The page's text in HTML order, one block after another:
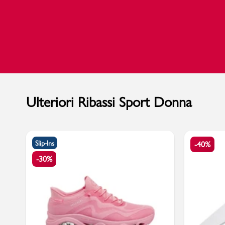
Ulteriori Ribassi Sport Donna
Slip-Ins
-30%
-40%